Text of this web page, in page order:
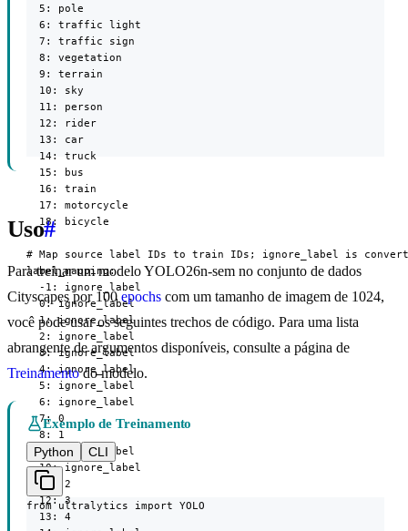
  5: pole
  6: traffic light
  7: traffic sign
  8: vegetation
  9: terrain
  10: sky
  11: person
  12: rider
  13: car
  14: truck
  15: bus
  16: train
  17: motorcycle
  18: bicycle
# Map source label IDs to train IDs; ignore_label is
label_mapping:
  -1: ignore_label
  0: ignore_label
  1: ignore_label
  2: ignore_label
  3: ignore_label
  4: ignore_label
  5: ignore_label
  6: ignore_label
  7: 0
  8: 1
  9: ignore_label
  10: ignore_label
  11: 2
  12: 3
  13: 4
Uso#
Para treinar um modelo YOLO26n-sem no conjunto de dados
Cityscapes por 100 epochs com um tamanho de imagem de 1024,
você pode usar os seguintes trechos de código. Para uma lista
abrangente de argumentos disponíveis, consulte a página de
Treinamentodo modelo.
Exemplo de Treinamento
Python
CLI
from ultralytics import YOLO